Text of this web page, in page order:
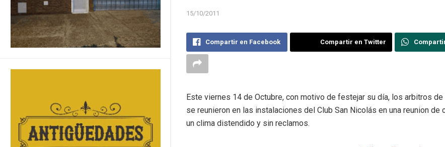
15/10/2011
Compartir en Facebook Compartir en Twitter
Este viernes 14 de Octubre, con motivo de festejar su día, los arbitros de
se reunieron en las instalaciones del Club San Nicolás en una reunion de
un clima distendido y sin reclamos.